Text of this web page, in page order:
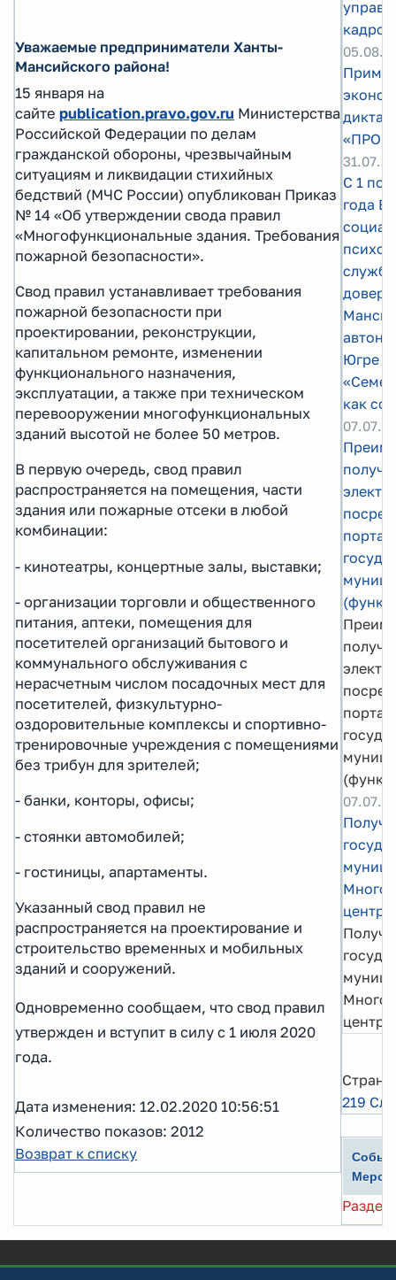
Уважаемые предприниматели Ханты-
Мансийского района!
15 января на
сайте publication.pravo.gov.ru Министерства
Российской Федерации по делам
гражданской обороны, чрезвычайным
ситуациям и ликвидации стихийных
бедствий (МЧС России) опубликован Приказ
№ 14 «Об утверждении свода правил
«Многофункциональные здания. Требования
пожарной безопасности».
Свод правил устанавливает требования
пожарной безопасности при
проектировании, реконструкции,
капитальном ремонте, изменении
функционального назначения,
эксплуатации, а также при техническом
перевооружении многофункциональных
зданий высотой не более 50 метров.
В первую очередь, свод правил
распространяется на помещения, части
здания или пожарные отсеки в любой
комбинации:
- кинотеатры, концертные залы, выставки;
- организации торговли и общественного
питания, аптеки, помещения для
посетителей организаций бытового и
коммунального обслуживания с
нерасчетным числом посадочных мест для
посетителей, физкультурно-
оздоровительные комплексы и спортивно-
тренировочные учреждения с помещениями
без трибун для зрителей;
- банки, конторы, офисы;
- стоянки автомобилей;
- гостиницы, апартаменты.
Указанный свод правил не
распространяется на проектирование и
строительство временных и мобильных
зданий и сооружений.
Одновременно сообщаем, что свод правил
утвержден и вступит в силу с 1 июля 2020
года.
Дата изменения: 12.02.2020 10:56:51
Количество показов: 2012
Возврат к списку
кадров
С 1 по
года
Югре
как
центре
центре
219